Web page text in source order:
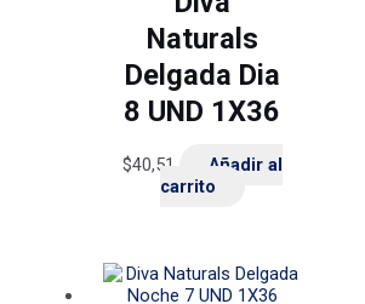
Naturals
Delgada Dia
8 UND 1X36
$40,51
Añadir al
carrito